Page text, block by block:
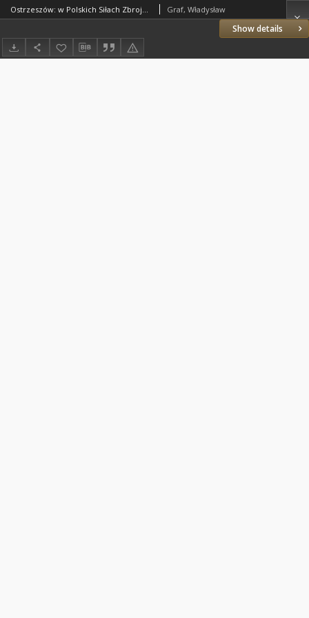
Show details
Ostrzeszów: w Polskich Siłach Zbrojnych na Zachodzie. Cz. 5 z aneksem do cz. 3 Graf, Władysław